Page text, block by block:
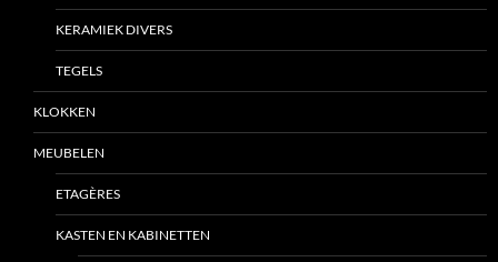
KERAMIEK DIVERS
TEGELS
KLOKKEN
MEUBELEN
ETAGÈRES
KASTEN EN KABINETTEN